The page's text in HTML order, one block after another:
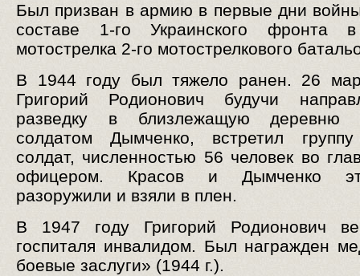
Был призван в армию в первые дни
составе 1-го Украинского фронта в
мотострелка 2-го мотострелкового
В 1944 году был тяжело ранен. 26
Григорий Родионович будучи
разведку в близлежащую деревню
солдатом Дымченко, встретил
солдат, численностью 56 человек во
офицером. Красов и Дымченко
разоружили и взяли в плен.
В 1947 году Григорий Родионович
госпиталя инвалидом. Был награжден
боевые заслуги» (1944 г.).